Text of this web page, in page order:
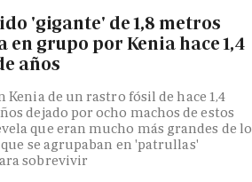
'gigante' de 1,8 metros
grupo por Kenia hace 1,4
años
Kenia de un rastro fósil de hace 1,4
dejado por ocho machos de estos
que eran mucho más grandes de lo
que se agrupaban en 'patrullas'
sobrevivir